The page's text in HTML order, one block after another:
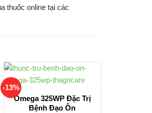
thuốc online tại các
-13%
Omega 325WP Đặc Trị
Bệnh Đạo Ôn